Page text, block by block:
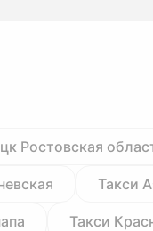
Ростовская
Такси
Такси